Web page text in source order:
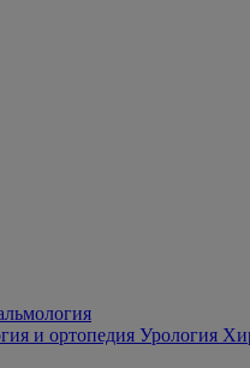
и ортопедия Урология